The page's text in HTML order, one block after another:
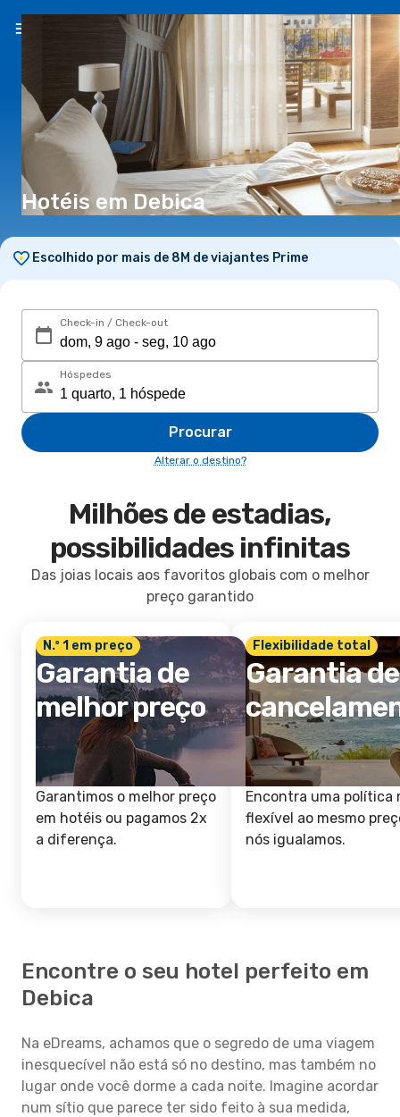
PT(€)
Hotéis em Debica
Escolhido por mais de 8M de viajantes Prime
Check-in / Check-out
Hóspedes
Procurar
Alterar o destino?
Milhões de estadias,
possibilidades infinitas
Das joias locais aos favoritos globais com o melhor
preço garantido
N.º 1 em preço
Garantia de
melhor preço
Garantimos o melhor preço
em hotéis ou pagamos 2x
a diferença.
Flexibilidade total
Garantia de
Encontra uma política
flexível ao mesmo
nós igualamos.
Encontre o seu hotel perfeito em
Debica
Na eDreams, achamos que o segredo de uma viagem
inesquecível não está só no destino, mas também no
lugar onde você dorme a cada noite. Imagine acordar
num sítio que parece ter sido feito à sua medida,